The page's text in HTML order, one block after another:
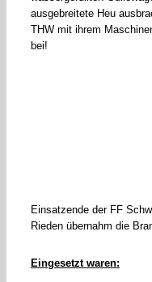
ausgebreitete Heu
THW mit ihrem
bei!
Einsatzende der FF
Rieden übernahm die
Eingesetzt waren: